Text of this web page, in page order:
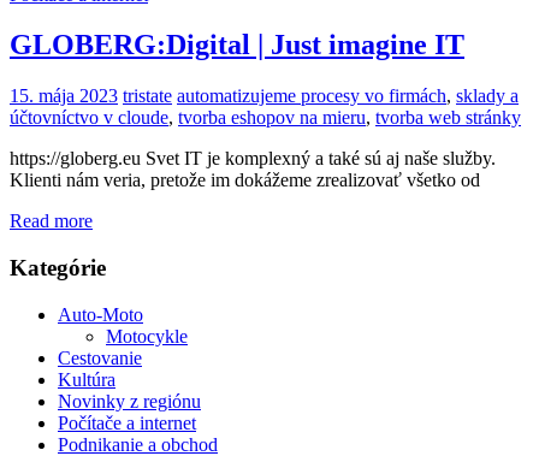
GLOBERG:Digital | Just imagine IT
15. mája 2023 tristate automatizujeme procesy vo firmách, sklady a
účtovníctvo v cloude, tvorba eshopov na mieru, tvorba web stránky
https://globerg.eu Svet IT je komplexný a také sú aj naše služby.
Klienti nám veria, pretože im dokážeme zrealizovať všetko od
Read more
Kategórie
Auto-Moto
Motocykle
Cestovanie
Kultúra
Novinky z regiónu
Počítače a internet
Podnikanie a obchod